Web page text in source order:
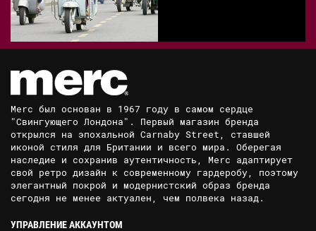
Merc был основан в 1967 году в самом сердце
"Свингующего Лондона". Первый магазин бренда
открылся на эпохальной Carnaby Street, ставшей
иконой стиля для Британии и всего мира. Оберегая
наследие и сохранив аутентичность, Merc адаптирует
свой ретро дизайн к современному гардеробу, поэтому
элегантный покрой и модернистский образ бренда
сегодня не менее актуален, чем полвека назад.
УПРАВЛЕНИЕ АККАУНТОМ